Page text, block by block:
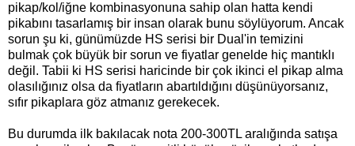
pikap/kol/iğne kombinasyonuna sahip olan hatta kendi
pikabını tasarlamış bir insan olarak bunu söylüyorum. Ancak
sorun şu ki, günümüzde HS serisi bir Dual'in temizini
bulmak çok büyük bir sorun ve fiyatlar genelde hiç mantıklı
değil. Tabii ki HS serisi haricinde bir çok ikinci el pikap alma
olasılığınız olsa da fiyatların abartıldığını düşünüyorsanız,
sıfır pikaplara göz atmanız gerekecek.
Bu durumda ilk bakılacak nota 200-300TL aralığında satışa